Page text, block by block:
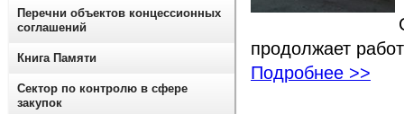
продолжает
Подробнее >>
Перечни объектов концессионных
соглашений
Книга Памяти
Сектор по контролю в сфере
закупок